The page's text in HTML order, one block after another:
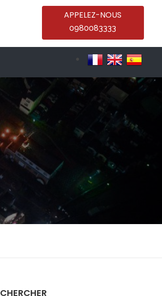
APPELEZ-NOUS
0980083333
CHERCHER